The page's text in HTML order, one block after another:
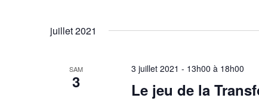
juillet 2021
SAM
3
3 juillet 2021 - 13h00 à 18h00
Le jeu de la